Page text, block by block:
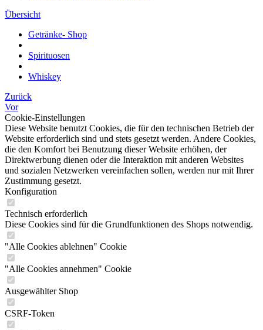
Übersicht
Getränke- Shop
Spirituosen
Whiskey
Zurück
Vor
Cookie-Einstellungen
Diese Website benutzt Cookies, die für den technischen Betrieb der
Website erforderlich sind und stets gesetzt werden. Andere Cookies,
die den Komfort bei Benutzung dieser Website erhöhen, der
Direktwerbung dienen oder die Interaktion mit anderen Websites
und sozialen Netzwerken vereinfachen sollen, werden nur mit Ihrer
Zustimmung gesetzt.
Konfiguration
Technisch erforderlich
Diese Cookies sind für die Grundfunktionen des Shops notwendig.
"Alle Cookies ablehnen" Cookie
"Alle Cookies annehmen" Cookie
Ausgewählter Shop
CSRF-Token